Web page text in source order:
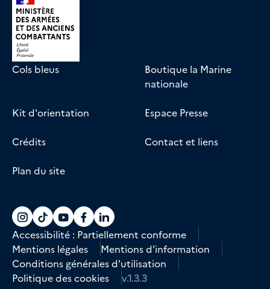
Cols bleus
Boutique la Marine
nationale
Kit d'orientation Espace Presse
Crédits Contact et liens
Plan du site
Accéder au compte La marine recrute
Accéder au compte La marine recrute
Accéder au compte La marine
Accéder au compte La marine
Accéder au compte La
Accessibilité : Partiellement conforme
Mentions légales
Mentions d'information
Conditions générales d'utilisation
Politique des cookies
v.1.3.3